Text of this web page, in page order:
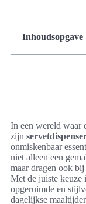
Inhoudsopgave
In een wereld waar
zijn
onmiskenbaar
niet alleen een
maar dragen ook bij
Met de juiste keuze
opgeruimde en
dagelijkse